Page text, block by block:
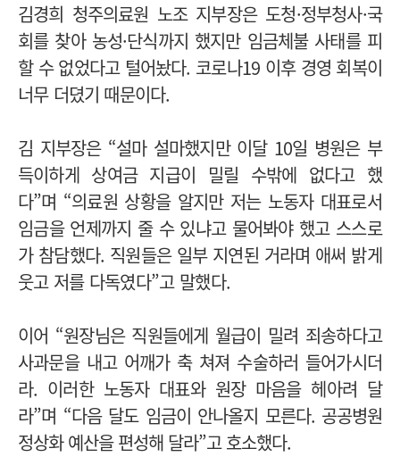
김경희 청주의료원 노조 지부장은 도청·정부청사·국
회를 찾아 농성·단식까지 했지만 임금체불 사태를 피
할 수 없었다고 털어놨다. 코로나19 이후 경영 회복이
너무 더뎠기 때문이다.
김 지부장은 “설마 설마했지만 이달 10일 병원은 부
득이하게 상여금 지급이 밀릴 수밖에 없다고 했
다”며 “의료원 상황을 알지만 저는 노동자 대표로서
임금을 언제까지 줄 수 있냐고 물어봐야 했고 스스로
가 참담했다. 직원들은 일부 지연된 거라며 애써 밝게
웃고 저를 다독였다”고 말했다.
이어 “원장님은 직원들에게 월급이 밀려 죄송하다고
사과문을 내고 어깨가 축 쳐져 수술하러 들어가시더
라. 이러한 노동자 대표와 원장 마음을 헤아려 달
라”며 “다음 달도 임금이 안나올지 모른다. 공공병원
정상화 예산을 편성해 달라”고 호소했다.